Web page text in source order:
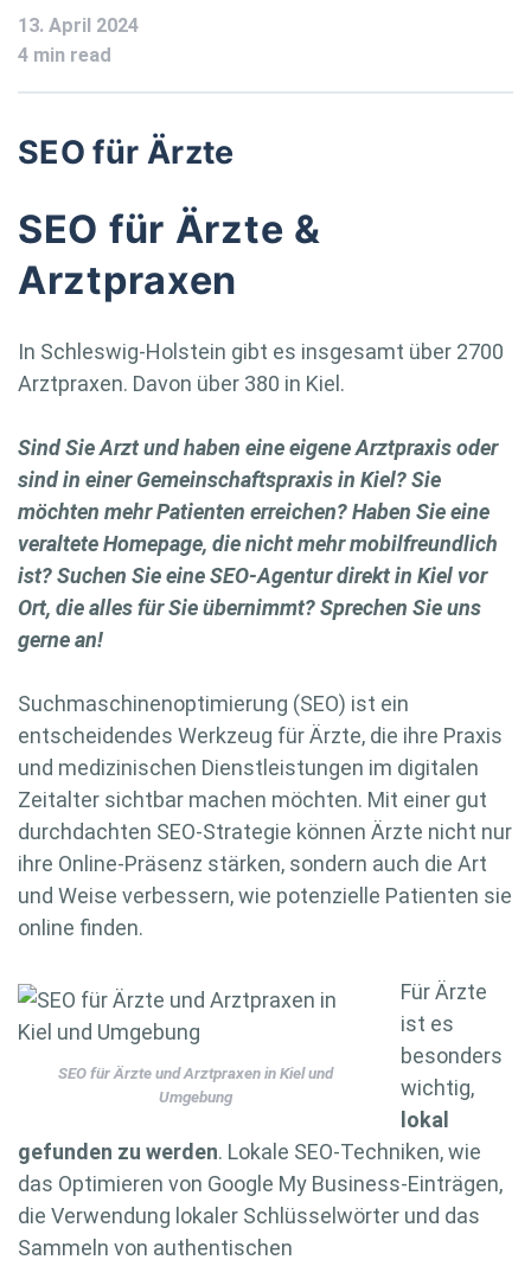
13. April 2024
4 min read
SEO für Ärzte
SEO für Ärzte &
Arztpraxen
In Schleswig-Holstein gibt es insgesamt über 2700
Arztpraxen. Davon über 380 in Kiel.
Sind Sie Arzt und haben eine eigene Arztpraxis oder
sind in einer Gemeinschaftspraxis in Kiel? Sie
möchten mehr Patienten erreichen? Haben Sie eine
veraltete Homepage, die nicht mehr mobilfreundlich
ist? Suchen Sie eine SEO-Agentur direkt in Kiel vor
Ort, die alles für Sie übernimmt? Sprechen Sie uns
gerne an!
Suchmaschinenoptimierung (SEO) ist ein
entscheidendes Werkzeug für Ärzte, die ihre Praxis
und medizinischen Dienstleistungen im digitalen
Zeitalter sichtbar machen möchten. Mit einer gut
durchdachten SEO-Strategie können Ärzte nicht nur
ihre Online-Präsenz stärken, sondern auch die Art
und Weise verbessern, wie potenzielle Patienten sie
online finden.
SEO für Ärzte und Arztpraxen in Kiel und
Umgebung
Für Ärzte
ist es
besonders
wichtig,
lokal
gefunden zu werden. Lokale SEO-Techniken, wie
das Optimieren von Google My Business-Einträgen,
die Verwendung lokaler Schlüsselwörter und das
Sammeln von authentischen